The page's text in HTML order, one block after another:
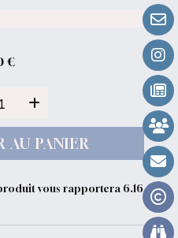
€
AU PANIER
vous rapportera 6.16